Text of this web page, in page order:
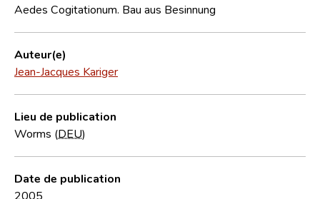
CNL
Équipe scientifique
Contact
Aedes Cogitationum. Bau aus Besinnung
Auteur(e)
Jean-Jacques Kariger
Lieu de publication
Worms (DEU)
Date de publication
2005